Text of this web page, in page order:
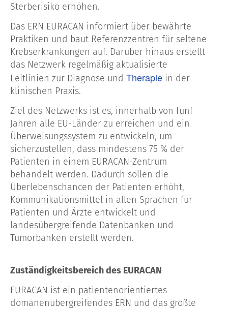
Sterberisiko erhöhen.
Das ERN EURACAN informiert über bewährte
Praktiken und baut Referenzzentren für seltene
Krebserkrankungen auf. Darüber hinaus erstellt
das Netzwerk regelmäßig aktualisierte
Leitlinien zur Diagnose und Therapie in der
klinischen Praxis.
Ziel des Netzwerks ist es, innerhalb von fünf
Jahren alle EU-Länder zu erreichen und ein
Überweisungssystem zu entwickeln, um
sicherzustellen, dass mindestens 75 % der
Patienten in einem EURACAN-Zentrum
behandelt werden. Dadurch sollen die
Überlebenschancen der Patienten erhöht,
Kommunikationsmittel in allen Sprachen für
Patienten und Ärzte entwickelt und
landesübergreifende Datenbanken und
Tumorbanken erstellt werden.
Zuständigkeitsbereich des EURACAN
EURACAN ist ein patientenorientiertes
domänenübergreifendes ERN und das größte